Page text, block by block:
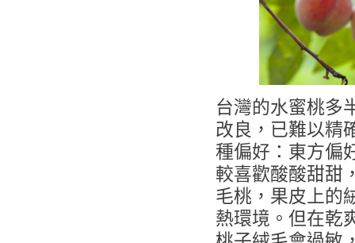
台灣的水蜜桃多
改良，已難以精
種偏好：東方偏
較喜歡酸酸甜甜
毛桃，果皮上的
熱環境。但在乾